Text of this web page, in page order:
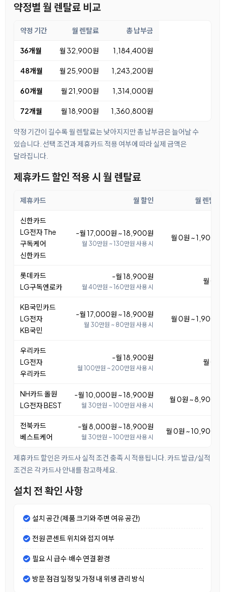
약정별 월 렌탈료 비교
약정 기간 월 렌탈료 총 납부금
36개월 월 32,900원 1,184,400원
48개월 월 25,900원 1,243,200원
60개월 월 21,900원 1,314,000원
72개월 월 18,900원 1,360,800원
약정 기간이 길수록 월 렌탈료는 낮아지지만 총 납부금은 늘어날 수
있습니다. 선택 조건과 제휴카드 적용 여부에 따라 실제 금액은
달라집니다.
제휴카드 할인 적용 시 월 렌탈료
제휴카드 월 할인 월 렌탈료
신한카드
LG전자 The
구독케어
신한카드
-월 17,000원 ~ 18,900원
월 30만원 ~ 130만원 사용 시
월 0원 ~ 1,900원
롯데카드
LG구독엔로카
-월 18,900원
월 40만원 ~ 160만원 사용 시
월 0원
KB국민카드
LG전자
KB국민
-월 17,000원 ~ 18,900원
월 30만원 ~ 80만원 사용 시
월 0원 ~ 1,900원
우리카드
LG전자
우리카드
-월 18,900원
월 100만원 ~ 200만원 사용 시
월 0원
NH카드 올원
LG전자 BEST
-월 10,000원 ~ 18,900원
월 30만원 ~ 100만원 사용 시
월 0원 ~ 8,900원
전북카드
베스트케어
-월 8,000원 ~ 18,900원
월 30만원 ~ 100만원 사용 시
월 0원 ~ 10,900원
제휴카드 할인은 카드사 실적 조건 충족 시 적용됩니다. 카드 발급/실적
조건은 각 카드사 안내를 참고하세요.
설치 전 확인 사항
설치 공간 (제품 크기와 주변 여유 공간)
전원 콘센트 위치와 접지 여부
필요 시 급수·배수 연결 환경
방문 점검 일정 및 가정 내 위생 관리 방식